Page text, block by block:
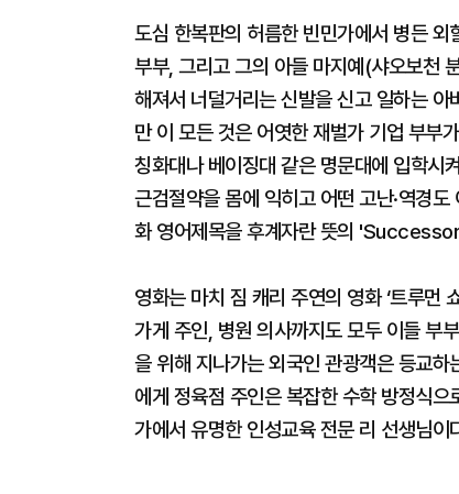
도심 한복판의 허름한 빈민가에서 병든
부부, 그리고 그의 아들 마지예(샤오보천
해져서 너덜거리는 신발을 신고 일하는
만 이 모든 것은 어엿한 재벌가 기업 부부
칭화대나 베이징대 같은 명문대에 입학시
근검절약을 몸에 익히고 어떤 고난·역경
화 영어제목을 후계자란 뜻의
영화는 마치 짐 캐리 주연의 영화 ‘트루먼
가게 주인, 병원 의사까지도 모두 이들 부
을 위해 지나가는 외국인 관광객은 등교
에게 정육점 주인은 복잡한 수학 방정식
가에서 유명한 인성교육 전문 리 선생님이